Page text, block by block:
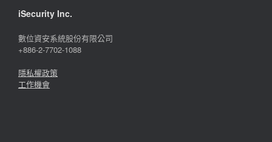
iSecurity Inc.
數位資安系統股份有限公司
+886-2-7702-1088
隱私權政策
工作機會